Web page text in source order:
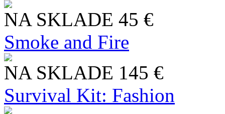
NA SKLADE 45 €
Smoke and Fire
NA SKLADE 145 €
Survival Kit: Fashion